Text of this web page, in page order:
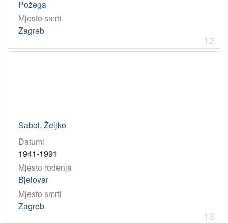
Požega
Mjesto smrti
Zagreb
12
Sabol, Željko
Datumi
1941-1991
Mjesto rođenja
Bjelovar
Mjesto smrti
Zagreb
13